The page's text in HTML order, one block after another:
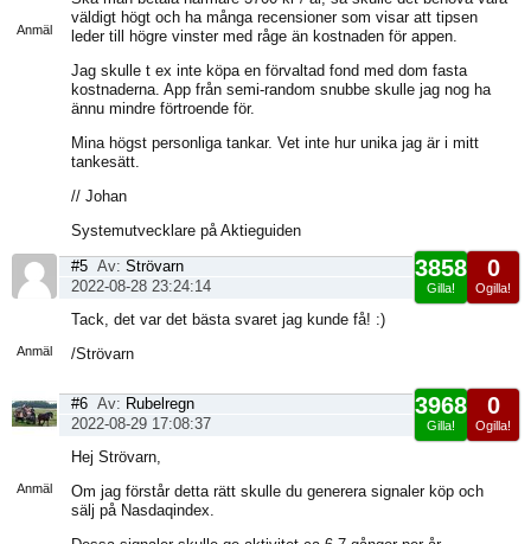
Anmäl
väldigt högt och ha många recensioner som visar att tipsen
leder till högre vinster med råge än kostnaden för appen.
Jag skulle t ex inte köpa en förvaltad fond med dom fasta
kostnaderna. App från semi-random snubbe skulle jag nog ha
ännu mindre förtroende för.
Mina högst personliga tankar. Vet inte hur unika jag är i mitt
tankesätt.
// Johan
Systemutvecklare på Aktieguiden
Anmäl
0
Ogilla!
3858
Gilla!
#5 Av: Strövarn
2022-08-28 23:24:14
Tack, det var det bästa svaret jag kunde få! :)
/Strövarn
Anmäl
0
Ogilla!
3968
Gilla!
#6 Av: Rubelregn
2022-08-29 17:08:37
Hej Strövarn,
Om jag förstår detta rätt skulle du generera signaler köp och
sälj på Nasdaqindex.